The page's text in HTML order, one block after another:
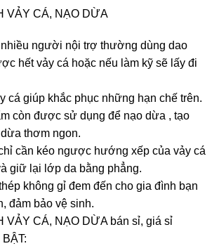
VẢY CÁ, NẠO DỪA
nhiều người nội trợ thường dùng dao
hết vảy cá hoặc nếu làm kỹ sẽ lấy đi
cá giúp khắc phục những hạn chế trên.
còn được sử dụng để nạo dừa , tạo
thơm ngon.
cần kéo ngược hướng xếp của vảy cá
giữ lại lớp da bằng phẳng.
không gỉ đem đến cho gia đình bạn
đảm bảo vệ sinh.
VẢY CÁ, NẠO DỪA bán sỉ, giá sỉ